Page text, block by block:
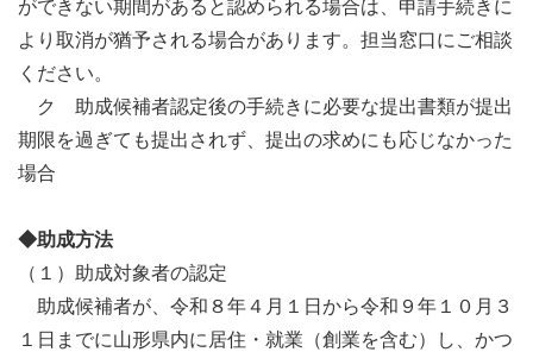
ができない期間があると認められる場合は、申請手続きに
より取消が猶予される場合があります。担当窓口にご相談
ください。
ク 助成候補者認定後の手続きに必要な提出書類が提出
期限を過ぎても提出されず、提出の求めにも応じなかった
場合
◆助成方法
（１）助成対象者の認定
助成候補者が、令和８年４月１日から令和９年１０月３
１日までに山形県内に居住・就業（創業を含む）し、かつ